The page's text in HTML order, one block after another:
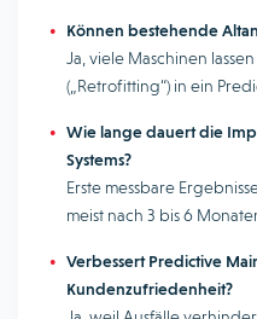
Können bestehende
Ja, viele Maschinen
(„Retrofitting“) in ein
Wie lange dauert die
Systems?
Erste messbare
meist nach 3 bis 6
Verbessert Predictive
Kundenzufriedenheit?